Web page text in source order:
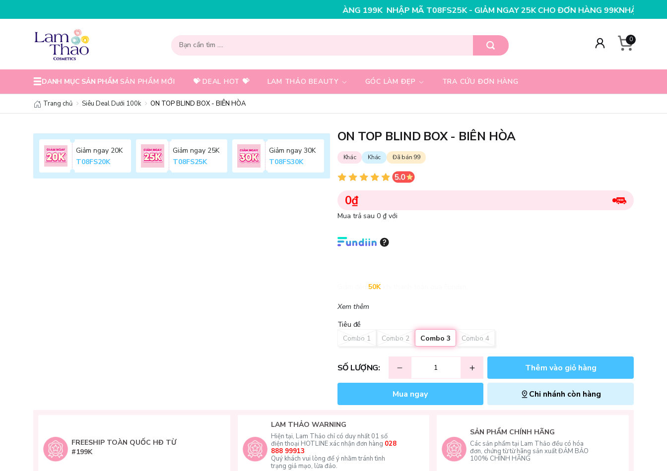
NHẬP MÃ T08FS25K - GIẢM NGAY 25K CHO ĐƠN HÀNG 99KNHẬP MÃ T08FS20K - GIẢM NGAY
0
DANH MỤC SẢN PHẨM SẢN PHẨM MỚI 💝 DEAL HOT 💝 LAM THẢO BEAUTY GÓC LÀM ĐẸP TRA CỨU ĐƠN HÀNG
Trang chủ Siêu Deal Dưới 100k ON TOP BLIND BOX - BIÊN HÒA
Giảm ngay 20K
T08FS20K
Giảm ngay 25K
T08FS25K
Giảm ngay 30K
T08FS30K
ON TOP BLIND BOX - BIÊN HÒA
Khác Khác Đã bán 99
0₫
Mua trả sau 0 ₫ với
50K
Xem thêm
Tiêu đề
Combo 1
Combo 2 Combo 3 Combo 4
SỐ LƯỢNG: Thêm vào giỏ hàng
Mua ngay Chi nhánh còn hàng
FREESHIP TOÀN QUỐC HĐ TỪ
#199K
LAM THẢO WARNING
Hiện tại, Lam Thảo chỉ có duy nhất 01 số
điện thoại HOTLINE xác nhận đơn hàng 028
888 99913
Quý khách vui lòng để ý nhằm tránh tình
trạng giả mạo, lừa đảo.
SẢN PHẨM CHÍNH HÃNG
Các sản phẩm tại Lam Thảo đều có hóa
đơn, chứng từ từ hãng sản xuất ĐẢM BẢO
100% CHÍNH HÃNG